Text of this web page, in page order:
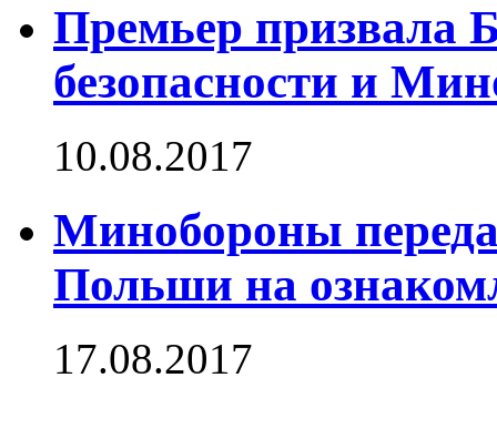
Премьер призвала
безопасности и
10.08.2017
Минобороны
Польши на
17.08.2017